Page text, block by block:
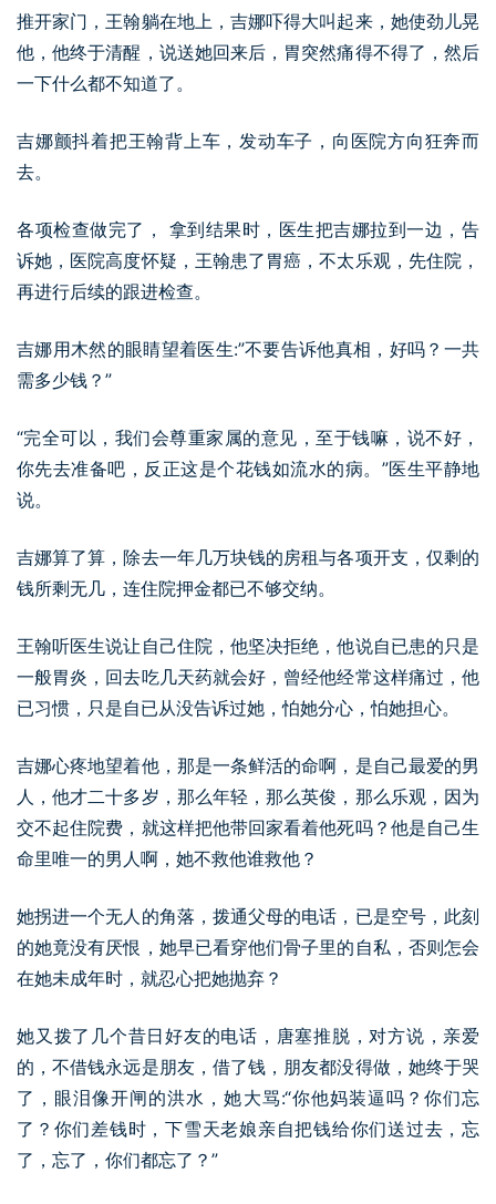
推开家门，王翰躺在地上，吉娜吓得大叫起来，她使劲儿晃
他，他终于清醒，说送她回来后，胃突然痛得不得了，然后
一下什么都不知道了。
吉娜颤抖着把王翰背上车，发动车子，向医院方向狂奔而
去。
各项检查做完了， 拿到结果时，医生把吉娜拉到一边，告
诉她，医院高度怀疑，王翰患了胃癌，不太乐观，先住院，
再进行后续的跟进检查。
吉娜用木然的眼睛望着医生:”不要告诉他真相，好吗？一共
需多少钱？”
“完全可以，我们会尊重家属的意见，至于钱嘛，说不好，
你先去准备吧，反正这是个花钱如流水的病。”医生平静地
说。
吉娜算了算，除去一年几万块钱的房租与各项开支，仅剩的
钱所剩无几，连住院押金都已不够交纳。
王翰听医生说让自己住院，他坚决拒绝，他说自已患的只是
一般胃炎，回去吃几天药就会好，曾经他经常这样痛过，他
已习惯，只是自已从没告诉过她，怕她分心，怕她担心。
吉娜心疼地望着他，那是一条鲜活的命啊，是自己最爱的男
人，他才二十多岁，那么年轻，那么英俊，那么乐观，因为
交不起住院费，就这样把他带回家看着他死吗？他是自己生
命里唯一的男人啊，她不救他谁救他？
她拐进一个无人的角落，拨通父母的电话，已是空号，此刻
的她竟没有厌恨，她早已看穿他们骨子里的自私，否则怎会
在她未成年时，就忍心把她抛弃？
她又拨了几个昔日好友的电话，唐塞推脱，对方说，亲爱
的，不借钱永远是朋友，借了钱，朋友都没得做，她终于哭
了，眼泪像开闸的洪水，她大骂:“你他妈装逼吗？你们忘
了？你们差钱时，下雪天老娘亲自把钱给你们送过去，忘
了，忘了，你们都忘了？”